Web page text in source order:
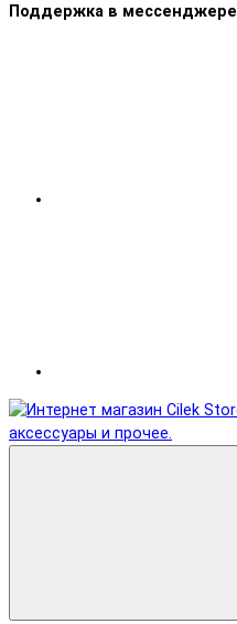
Поддержка в мессенджере